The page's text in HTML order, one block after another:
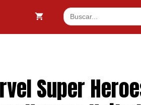
Buscar:
Super
Heroes
Scene
Box
cantidad